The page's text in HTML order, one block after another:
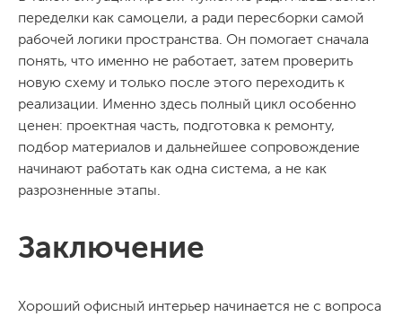
переделки как самоцели, а ради пересборки самой
рабочей логики пространства. Он помогает сначала
понять, что именно не работает, затем проверить
новую схему и только после этого переходить к
реализации. Именно здесь полный цикл особенно
ценен: проектная часть, подготовка к ремонту,
подбор материалов и дальнейшее сопровождение
начинают работать как одна система, а не как
разрозненные этапы.
Заключение
Хороший офисный интерьер начинается не с вопроса